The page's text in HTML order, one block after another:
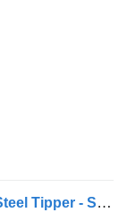
DMC OL 38 T - C 3-Axle BPW - Meiller Steel Tipper - Steel Chassis -